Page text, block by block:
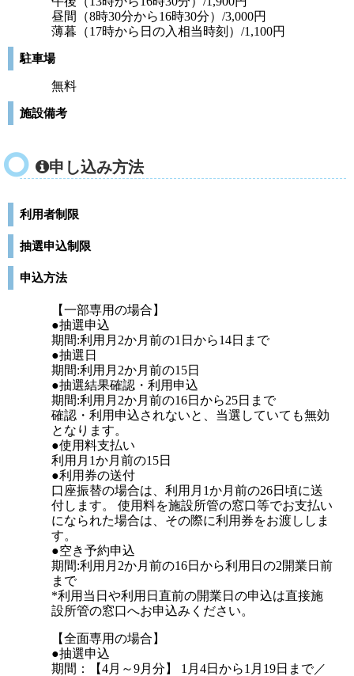
昼間（8時30分から16時30分）/3,000円
薄暮（17時から日の入相当時刻）/1,100円
駐車場
無料
施設備考
申し込み方法
利用者制限
抽選申込制限
申込方法
【一部専用の場合】
●抽選申込
期間:利用月2か月前の1日から14日まで
●抽選日
期間:利用月2か月前の15日
●抽選結果確認・利用申込
期間:利用月2か月前の16日から25日まで
確認・利用申込されないと、当選していても無効
となります。
●使用料支払い
利用月1か月前の15日
●利用券の送付
口座振替の場合は、利用月1か月前の26日頃に送
付します。 使用料を施設所管の窓口等でお支払い
になられた場合は、その際に利用券をお渡ししま
す。
●空き予約申込
期間:利用月2か月前の16日から利用日の2開業日前
まで
*利用当日や利用日直前の開業日の申込は直接施
設所管の窓口へお申込みください。
【全面専用の場合】
●抽選申込
期間：【4月～9月分】 1月4日から1月19日まで／